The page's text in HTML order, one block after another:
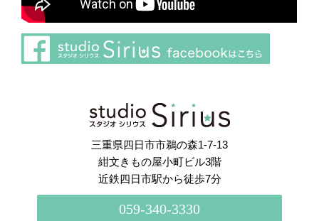
Instagram でフォロー
三重県四日市市鵜の森1-7-13
紺文きもの屋小町ビル3階
近鉄四日市駅から徒歩7分
059-340-3330